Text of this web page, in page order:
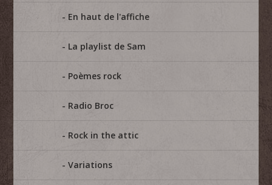
En haut de l'affiche
La playlist de Sam
Poèmes rock
Radio Broc
Rock in the attic
Variations